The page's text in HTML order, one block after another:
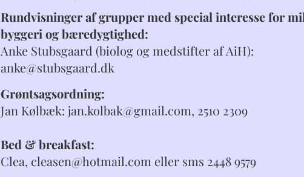
Rundvisninger af grupper med special interesse for
byggeri og bæredygtighed:
Anke Stubsgaard (biolog og medstifter af AiH):
anke@stubsgaard.dk
Grøntsagsordning:
Jan Kølbæk: jan.kolbak@gmail.com, 2510 2309
Bed & breakfast:
Clea, cleasen@hotmail.com eller sms 2448 9579